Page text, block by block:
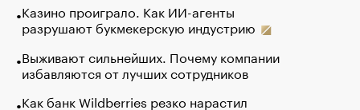
Казино проиграло. Как ИИ-агенты
разрушают букмекерскую индустрию
Выживают сильнейших. Почему компании
избавляются от лучших сотрудников
Как банк Wildberries резко нарастил